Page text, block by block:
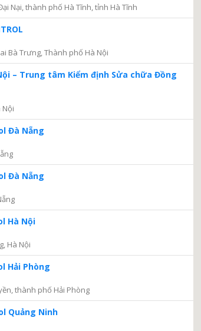
Nại, thành phố Hà Tĩnh, tỉnh Hà Tĩnh
Bà Trưng, Thành phố Hà Nội
– Trung tâm Kiểm định Sửa chữa Đồng
Đà Nẵng
Đà Nẵng
Hà Nội
Hà Nội
Hải Phòng
thành phố Hải Phòng
Quảng Ninh